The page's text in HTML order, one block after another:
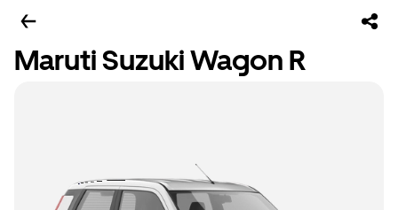
Maruti Suzuki Wagon R